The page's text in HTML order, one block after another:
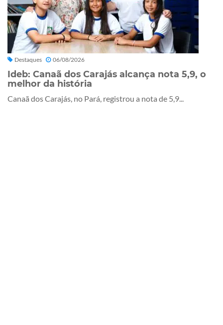
Destaques 06/08/2026
Ideb: Canaã dos Carajás alcança nota 5,9, o
melhor da história
Canaã dos Carajás, no Pará, registrou a nota de 5,9...